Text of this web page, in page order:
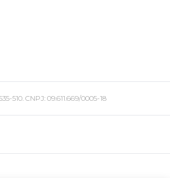
510. CNPJ: 09.611.669/0005-18